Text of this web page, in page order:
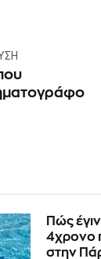
Πώς
4χρονο
στην